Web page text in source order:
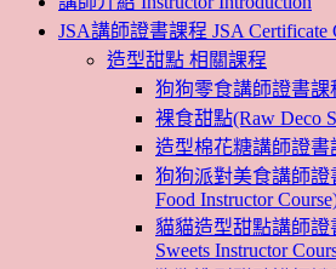
JSA講師證書課程 JSA Certificate
造型甜點 相關課程
狗狗零食講師證書課
裸食甜點(Raw Deco
造型棉花糖講師證書
狗狗派對美食講師證
Food Instructor
貓貓造型甜點講師證
Sweets Instructor